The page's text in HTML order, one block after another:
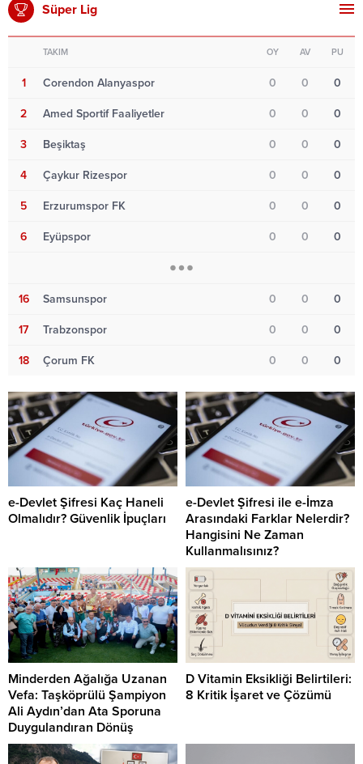
Süper Lig
TAKIM OY AV PU
1 Corendon Alanyaspor 0 0 0
2 Amed Sportif Faaliyetler 0 0 0
3 Beşiktaş 0 0 0
4 Çaykur Rizespor 0 0 0
5 Erzurumspor FK 0 0 0
6 Eyüpspor 0 0 0
16 Samsunspor 0 0 0
17 Trabzonspor 0 0 0
18 Çorum FK 0 0 0
e-Devlet Şifresi Kaç Haneli
Olmalıdır? Güvenlik İpuçları
e-Devlet Şifresi ile e-İmza
Arasındaki Farklar Nelerdir?
Hangisini Ne Zaman
Kullanmalısınız?
Minderden Ağalığa Uzanan
Vefa: Taşköprülü Şampiyon
Ali Aydın’dan Ata Sporuna
Duygulandıran Dönüş
D Vitamin Eksikliği Belirtileri:
8 Kritik İşaret ve Çözümü